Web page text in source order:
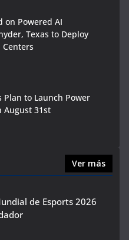
on Powered AI
Texas to Deploy
Plan to Launch Power
August 31st
Ver más
de Esports 2026